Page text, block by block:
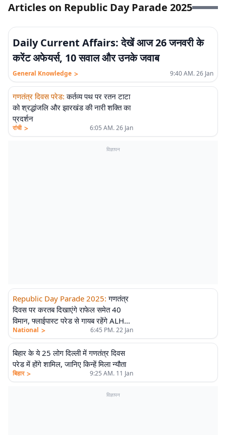
Articles on Republic Day Parade 2025
Daily Current Affairs: देखें आज 26 जनवरी के
करेंट अफेयर्स, 10 सवाल और उनके जवाब
General Knowledge > 9:40 AM. 26 Jan
गणतंत्र दिवस परेड: कर्तव्य पथ पर रतन टाटा
को श्रद्धांजलि और झारखंड की नारी शक्ति का
प्रदर्शन
रांची > 6:05 AM. 26 Jan
विज्ञापन
Republic Day Parade 2025: गणतंत्र
दिवस पर करतब दिखाएंगे राफेल समेत 40
विमान, फ्लाईपास्ट परेड से गायब रहेंगे ALH
ध्रुव और तेजस, जानें कारण
National > 6:45 PM. 22 Jan
बिहार के ये 25 लोग दिल्ली में गणतंत्र दिवस
परेड में होंगे शामिल, जानिए किन्हें मिला न्यौता
बिहार > 9:25 AM. 11 Jan
विज्ञापन